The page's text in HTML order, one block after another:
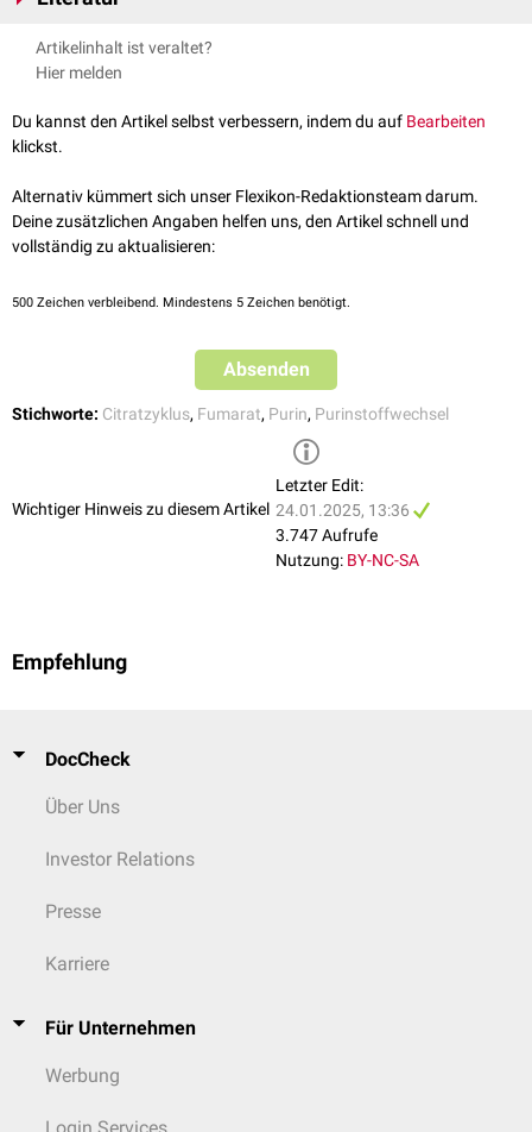
desaminiert. IMP kann nunGTP
SynthetasemitAspartat
und Fumarat gespalten. Von AMP ausgehend kann ein weiterer Zyklus-
Durchlauf eingeleitet werden.
Löffler/Petrides: Biochemie und Pathobiochemie, 9. Auflage, Springer
Artikelinhalt ist veraltet?
Hier melden
Du kannst den Artikel selbst verbessern, indem du auf Bearbeiten
klickst.
Alternativ kümmert sich unser Flexikon-Redaktionsteam darum.
Deine zusätzlichen Angaben helfen uns, den Artikel schnell und
vollständig zu aktualisieren:
500 Zeichen verbleibend. Mindestens 5 Zeichen benötigt.
Absenden
Stichworte: Citratzyklus, Fumarat, Purin, Purinstoffwechsel
Wichtiger Hinweis zu diesem Artikel
Letzter Edit:
24.01.2025, 13:36
3.747 Aufrufe
Nutzung: BY-NC-SA
Empfehlung
DocCheck
Über Uns
Investor Relations
Presse
Karriere
Für Unternehmen
Werbung